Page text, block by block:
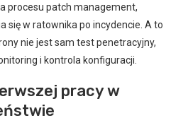
procesu patch management,
się w ratownika po incydencie. A to
nie jest sam test penetracyjny,
i kontrola konfiguracji.
pracy w